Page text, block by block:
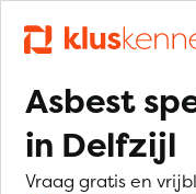
Asbest
in Delfzijl
Vraag gratis en